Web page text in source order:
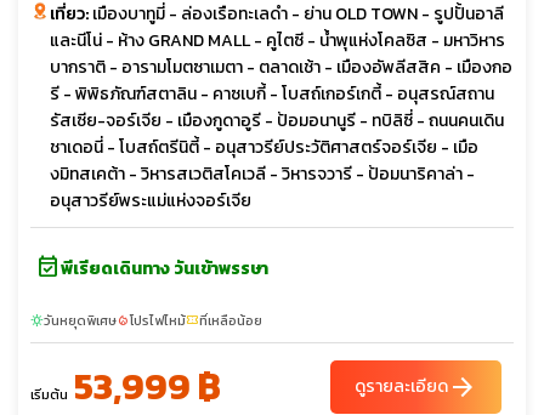
เที่ยว:เมืองบาทูมี่ - ล่องเรือทะเลดำ - ย่าน OLD TOWN - รูปปั้นอาลี
และนีโน่ - ห้าง GRAND MALL - คูไตซี - น้ำพุแห่งโคลซิส - มหาวิหาร
บากราติ - อารามโมตซาเมตา - ตลาดเช้า - เมืองอัพลีสสิค - เมืองกอ
รี - พิพิธภัณฑ์สตาลิน - คาซเบกี้ - โบสถ์เกอร์เกตี้ - อนุสรณ์สถาน
รัสเซีย-จอร์เจีย - เมืองกูดาอูรี - ป้อมอนานูรี - ทบิลิซี่ - ถนนคนเดิน
ชาเดอนี่ - โบสถ์ตรีนิตี้ - อนุสาวรีย์ประวัติศาสตร์จอร์เจีย - เมือ
งมิทสเคต้า - วิหารสเวติสโคเวลี - วิหารจวารี - ป้อมนาริคาล่า -
อนุสาวรีย์พระแม่แห่งจอร์เจีย
event_availableพีเรียดเดินทาง วันเข้าพรรษา
sunnyวันหยุดพิเศษlocal_fire_departmentโปรไฟไหม้confirmation_numberที่เหลือน้อย
เริ่มต้น 53,999 ฿ ดูรายละเอียดarrow_forward